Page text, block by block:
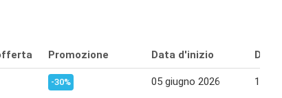
Promozione Data d'inizio Data
-30% 05 giugno 2026 15